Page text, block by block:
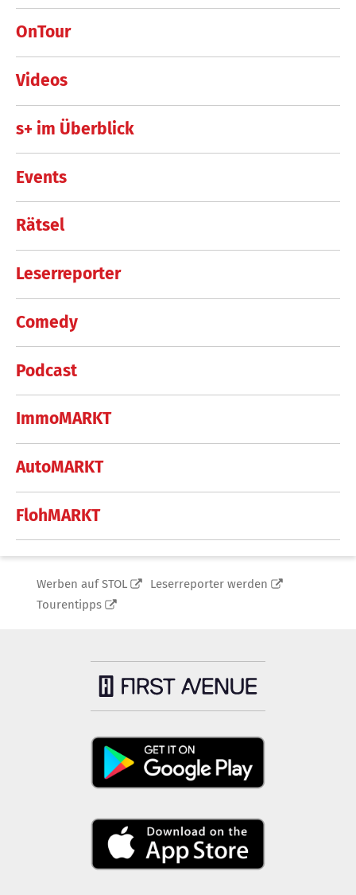
OnTour
Videos
s+ im Überblick
Events
Rätsel
Leserreporter
Comedy
Podcast
ImmoMARKT
AutoMARKT
FlohMARKT
Werben auf STOL
Leserreporter werden
Tourentipps